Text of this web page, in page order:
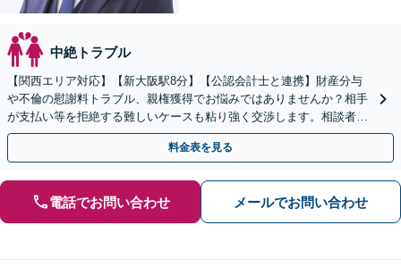
中絶トラブル
【関西エリア対応】【新大阪駅8分】【公認会計士と連携】財産分与
や不倫の慰謝料トラブル、親権獲得でお悩みではありませんか？相手
が支払い等を拒絶する難しいケースも粘り強く交渉します。相談者の
お気持ちに寄り添い、最後まで徹底サポート！
料金表を見る
電話でお問い合わせ メールでお問い合わせ